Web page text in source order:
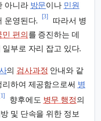
아니라 방문이나 민원
운영된다.
[3]
따라서 병
민 편의 를 증진하는 데
부로 자리 잡고 있다.
의 검사과정 안내와 같
하여 제공함으로써 병
향후에도 병무 행정의
및 단속을 위한 정보